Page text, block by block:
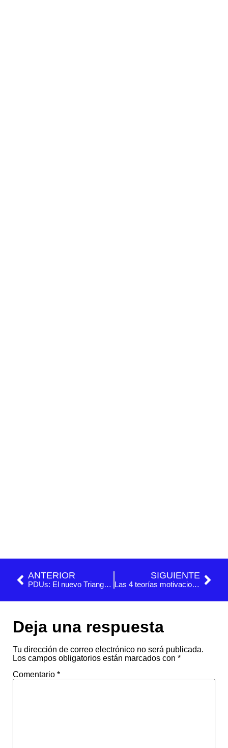
ANTERIOR
PDUs: El nuevo Triangulo del Talento del PMI
SIGUIENTE
Las 4 teorías motivacionales que deberías conocer
Deja una respuesta
Tu dirección de correo electrónico no será publicada.
Los campos obligatorios están marcados con *
Comentario *